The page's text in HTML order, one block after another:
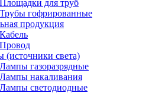
Площадки для труб
Трубы гофрированные
продукция
Кабель
Провод
(источники света)
Лампы газоразрядные
Лампы накаливания
Лампы светодиодные